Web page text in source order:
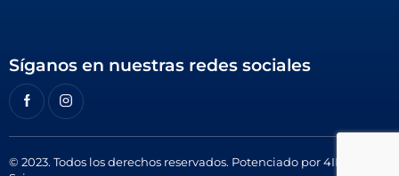
Síganos en nuestras redes sociales
© 2023. Todos los derechos reservados. Potenciado por4ID